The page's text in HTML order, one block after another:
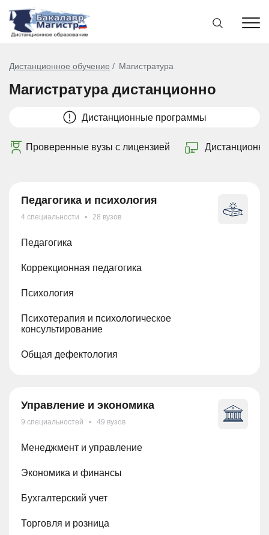
Дистанционное обучение Магистратура
Магистратура дистанционно
Дистанционные программы
Проверенные вузы с лицензией Дистанционно
Педагогика и психология
4 специальности • 28 вузов
Педагогика
Коррекционная педагогика
Психология
Психотерапия и психологическое
консультирование
Общая дефектология
Управление и экономика
9 специальностей • 49 вузов
Менеджмент и управление
Экономика и финансы
Бухгалтерский учет
Торговля и розница